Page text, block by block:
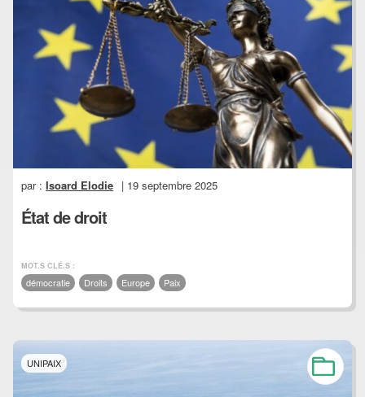
par :Isoard Elodie | 19 septembre 2025
État de droit
MOT.S CLÉ.S :
démocratie Droits Europe Paix
UNIPAIX